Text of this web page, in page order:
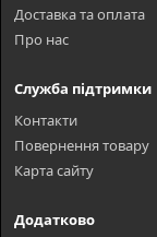
Доставка та оплата
Про нас
Служба підтримки
Контакти
Повернення товару
Карта сайту
Додатково